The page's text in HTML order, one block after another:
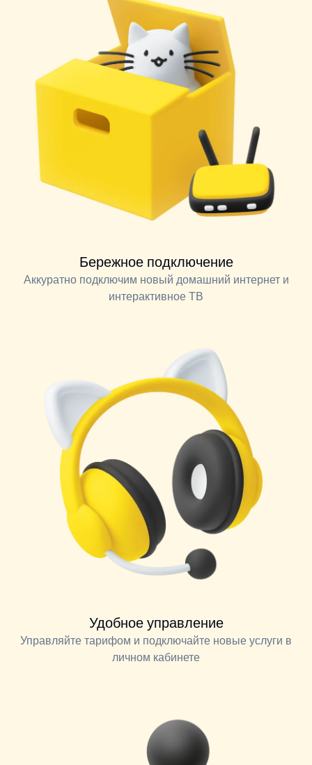
Бережное подключение
Аккуратно подключим новый домашний интернет и
интерактивное ТВ
Удобное управление
Управляйте тарифом и подключайте новые услуги в
личном кабинете